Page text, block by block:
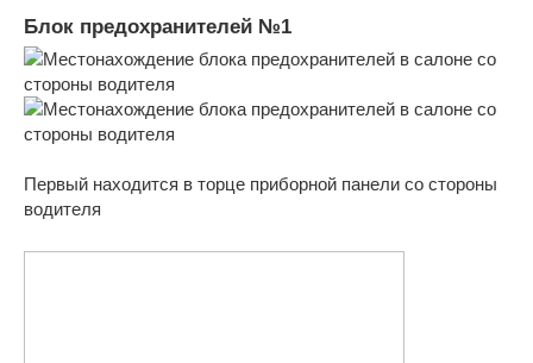
Блок предохранителей №1
Первый находится в торце приборной панели со стороны
водителя